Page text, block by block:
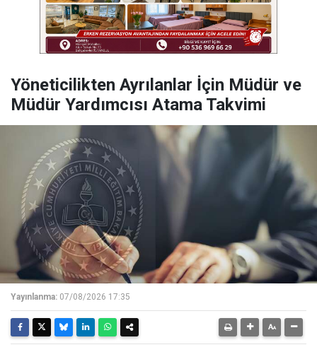
Yöneticilikten Ayrılanlar İçin Müdür ve
Müdür Yardımcısı Atama Takvimi
Yayınlanma: 07/08/2026 17:35